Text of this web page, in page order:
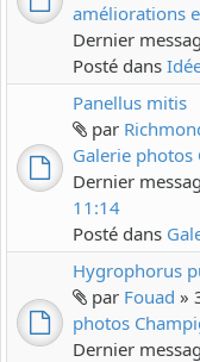
améliorations
Dernier
Posté dans
Panellus mitis
par
Galerie photos
Dernier
11:14
Posté dans
Hygrophorus
par Fouad »
photos
Dernier